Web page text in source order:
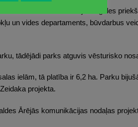
biedrība “Asociācija Latgales
un vides departaments, būvdarbus
tādējādi parks atguvis vēsturisko
ielām, tā platība ir 6,2 ha. Parku
projekta.
Ārējās komunikācijas nodaļas